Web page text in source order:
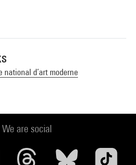
national d’art moderne
We are social